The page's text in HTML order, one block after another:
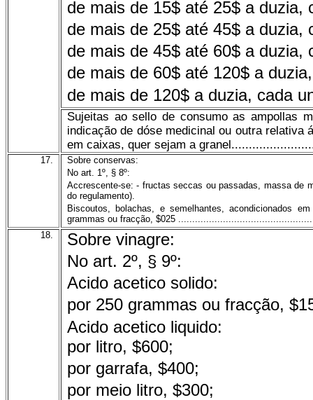
de mais de 15$ até 25$ a duzia,
de mais de 25$ até 45$ a duzia,
de mais de 45$ até 60$ a duzia,
de mais de 60$ até 120$ a
de mais de 120$ a duzia, cada
Sujeitas ao sello de consumo as ampollas
indicação de dóse medicinal ou outra relativa
em caixas, quer sejam a
17.
Sobre conservas:
No art. 1º, § 8º:
Accrescente-se: - fructas seccas ou passadas, massa de
do regulamento).
Biscoutos, bolachas, e semelhantes, acondicionados
grammas ou fracção, $025
18.
Sobre vinagre:
No art. 2º, § 9º:
Acido acetico solido:
por 250 grammas ou fracção,
Acido acetico liquido:
por litro, $600;
por garrafa, $400;
por meio litro, $300;